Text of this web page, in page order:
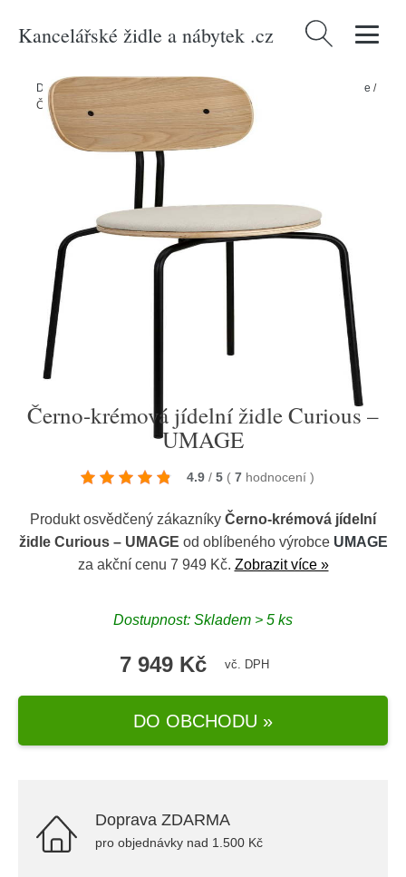
Kancelářské židle a nábytek .cz Vyhledávání
Domů Produkty / > Nábytek > Sedací nábytek > Židle > Jídelní židle /
Černo-krémová jídelní židle Curious – UMAGE
Černo-krémová jídelní židle Curious –
UMAGE
4.9 / 5 ( 7 hodnocení )
Produkt osvědčený zákazníky Černo-krémová jídelní
židle Curious – UMAGE od oblíbeného výrobce UMAGE
za akční cenu 7 949 Kč. Zobrazit více »
Dostupnost: Skladem > 5 ks
7 949 Kč vč. DPH
DO OBCHODU »
Doprava ZDARMA
pro objednávky nad 1.500 Kč